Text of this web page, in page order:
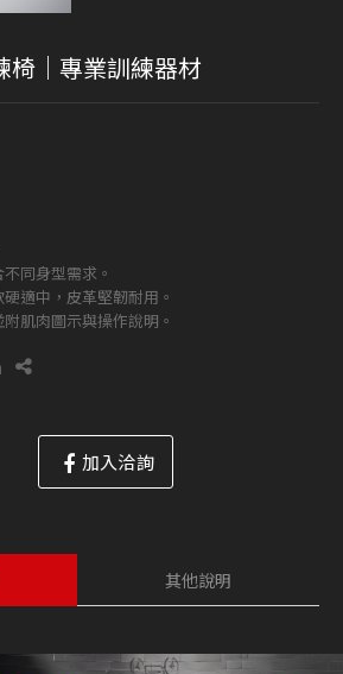
椅｜專業訓練器材
同身型需求。
適中，皮革堅韌耐用。
肌肉圖示與操作說明。
加入洽詢
其他說明